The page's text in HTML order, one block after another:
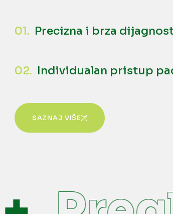
01. Precizna i brza
02. Individualan pristup
SAZNAJ VIŠE